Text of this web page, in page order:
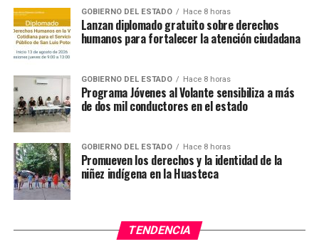
GOBIERNO DEL ESTADO Hace 8 horas
Lanzan diplomado gratuito sobre derechos
humanos para fortalecer la atención ciudadana
GOBIERNO DEL ESTADO Hace 8 horas
Programa Jóvenes al Volante sensibiliza a más
de dos mil conductores en el estado
GOBIERNO DEL ESTADO Hace 8 horas
Promueven los derechos y la identidad de la
niñez indígena en la Huasteca
TENDENCIA